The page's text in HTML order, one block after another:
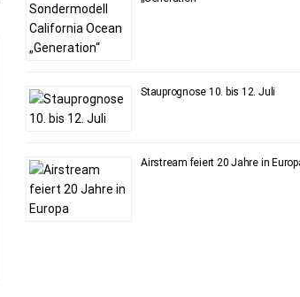
Stauprognose 10. bis 12. Juli
Airstream feiert 20 Jahre in